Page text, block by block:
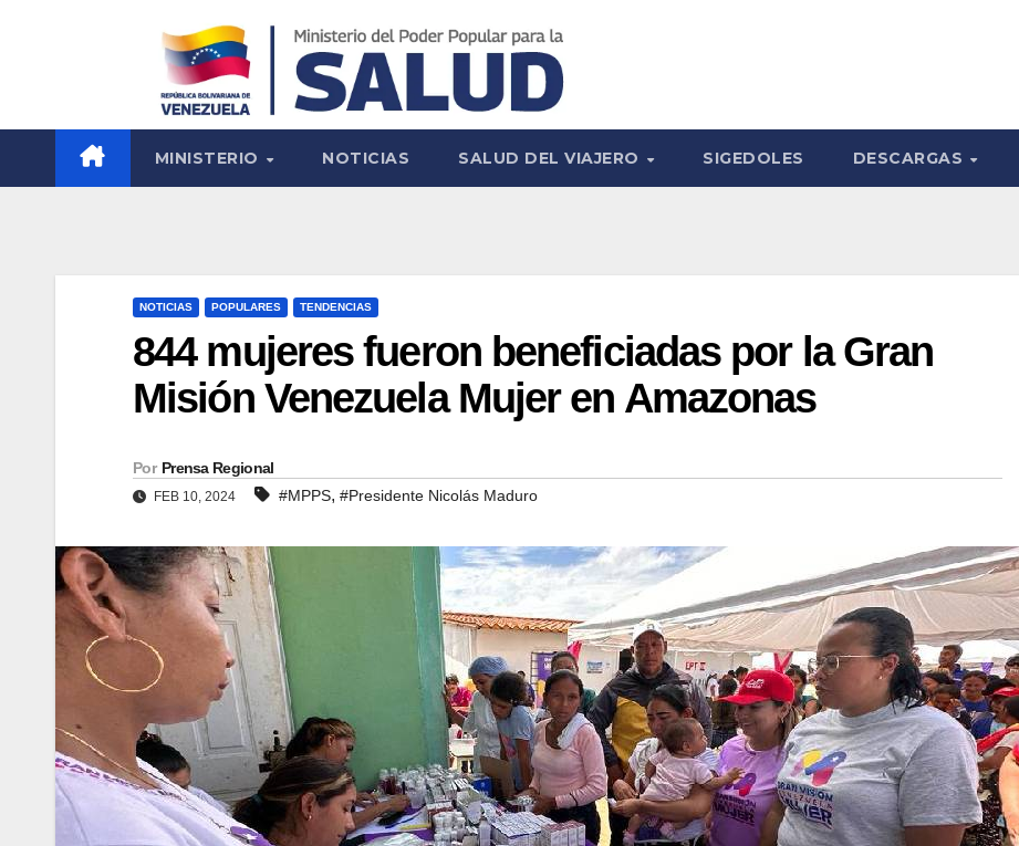
MINISTERIO NOTICIAS SALUD DEL VIAJERO SIGEDOLES DESCARGAS
NOTICIAS POPULARES TENDENCIAS
844 mujeres fueron beneficiadas por la Gran
Misión Venezuela Mujer en Amazonas
Por Prensa Regional
FEB 10, 2024 #MPPS, #Presidente Nicolás Maduro